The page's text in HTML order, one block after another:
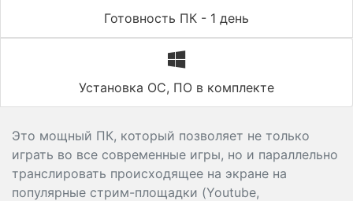
Готовность ПК - 1 день
Установка ОС, ПО в комплекте
Это мощный ПК, который позволяет не только
играть во все современные игры, но и параллельно
транслировать происходящее на экране на
популярные стрим-площадки (Youtube,